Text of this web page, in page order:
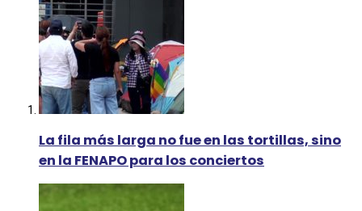
La fila más larga no fue en las tortillas, sino
en la FENAPO para los conciertos